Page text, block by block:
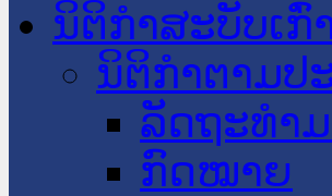
ນິຕິກໍາສະບັບເກົ່
ນິຕິກຳຕາມປ
ລັດຖະທໍາ
ກົດໝາຍ